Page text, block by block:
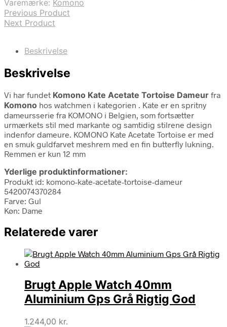
Varemærke: Komono
Previous Product
Next Product
Beskrivelse
Beskrivelse
Vi har fundet Komono Kate Acetate Tortoise Dameur fra
Komono hos watchmen i kategorien . Kate er en spritny
dameursserie fra KOMONO i Belgien, som fortsætter
urmærkets stil med markante og samtidig stilrene design
indenfor dameure. KOMONO Kate Acetate Tortoise er med
en smuk guldfarvet meshrem med en fin butterfly lukning.
Remmen er kun 12 mm
Yderlige produktinformationer:
Produkt id: komono-kate-acetate-tortoise-dameur
5420074370284
Farve: Gul
Køn: Dame
Relaterede varer
Brugt Apple Watch 40mm
Aluminium Gps Grå Rigtig God
1.244,00 kr.